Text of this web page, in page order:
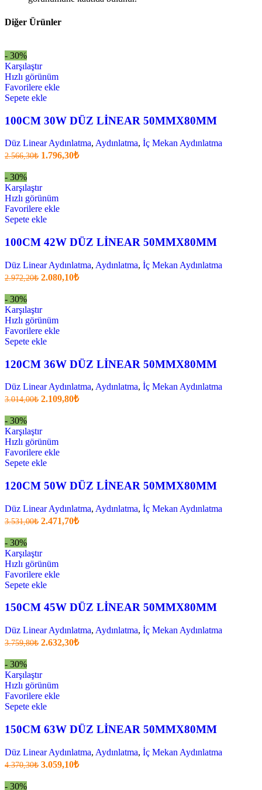
Diğer Ürünler
- 30%
Karşılaştır
Hızlı görünüm
Favorilere ekle
Sepete ekle
100CM 30W DÜZ LİNEAR 50MMX80MM
Düz Linear Aydınlatma, Aydınlatma, İç Mekan Aydınlatma
2.566,30₺ Orijinal
1.796,30₺Şu
- 30%
Karşılaştır
Hızlı görünüm
Favorilere ekle
Sepete ekle
100CM 42W DÜZ LİNEAR 50MMX80MM
Düz Linear Aydınlatma, Aydınlatma, İç Mekan Aydınlatma
2.972,20₺ Orijinal
2.080,10₺Şu
- 30%
Karşılaştır
Hızlı görünüm
Favorilere ekle
Sepete ekle
120CM 36W DÜZ LİNEAR 50MMX80MM
Düz Linear Aydınlatma, Aydınlatma, İç Mekan Aydınlatma
3.014,00₺ Orijinal
2.109,80₺Şu
- 30%
Karşılaştır
Hızlı görünüm
Favorilere ekle
Sepete ekle
120CM 50W DÜZ LİNEAR 50MMX80MM
Düz Linear Aydınlatma, Aydınlatma, İç Mekan Aydınlatma
3.531,00₺ Orijinal
2.471,70₺Şu
- 30%
Karşılaştır
Hızlı görünüm
Favorilere ekle
Sepete ekle
150CM 45W DÜZ LİNEAR 50MMX80MM
Düz Linear Aydınlatma, Aydınlatma, İç Mekan Aydınlatma
3.759,80₺ Orijinal
2.632,30₺Şu
- 30%
Karşılaştır
Hızlı görünüm
Favorilere ekle
Sepete ekle
150CM 63W DÜZ LİNEAR 50MMX80MM
Düz Linear Aydınlatma, Aydınlatma, İç Mekan Aydınlatma
4.370,30₺ Orijinal
3.059,10₺Şu
- 30%